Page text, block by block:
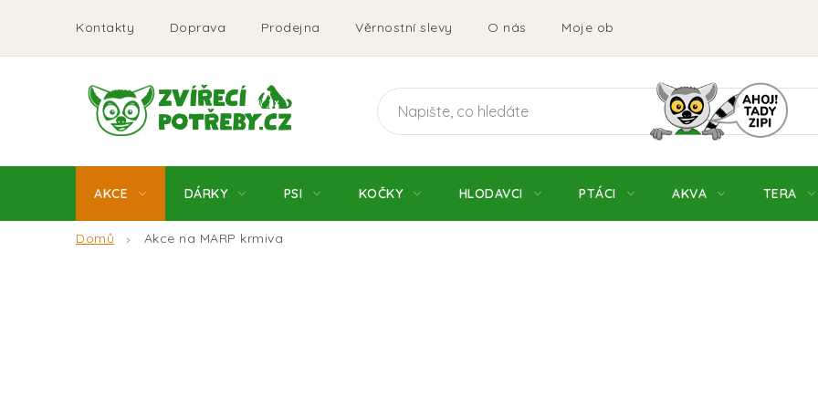
obsah
Kontakty Doprava Prodejna Věrnostní slevy O nás Moje objednávka Obchodní
AKCE DÁRKY PSI KOČKY HLODAVCI PTÁCI AKVA TERA
Domů Akce na MARP krmiva